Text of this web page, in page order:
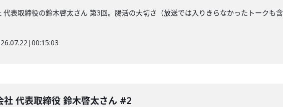
代表取締役の鈴木啓太さん 第3回。腸活の大切さ（放送では入りきらなかったトークも
|00:15:03
社 代表取締役 鈴木啓太さん #2